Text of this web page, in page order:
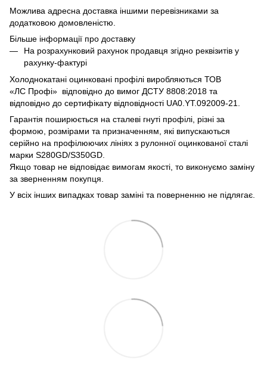
Можлива адресна доставка іншими перевізниками за
додатковою домовленістю.
Більше інформації про доставку
На розрахунковий рахунок продавця згідно реквізитів у
рахунку-фактурі
Холоднокатані оцинковані профілі виробляються ТОВ
«ЛC Профі» відповідно до вимог ДСТУ 8808:2018 та
відповідно до сертифікату відповідності UA0.YT.092009-21.
Гарантія поширюється на сталеві гнуті профілі, різні за
формою, розмірами та призначенням, які випускаються
серійно на профілюючих лініях з рулонної оцинкованої сталі
марки S280GD/S350GD.
Якщо товар не відповідає вимогам якості, то виконуємо заміну
за зверненням покупця.
У всіх інших випадках товар заміні та поверненню не підлягає.